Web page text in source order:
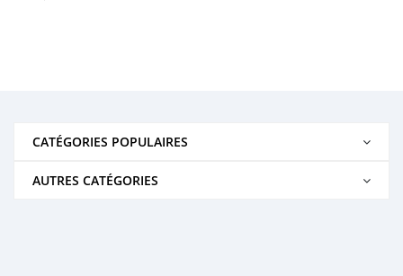
CATÉGORIES POPULAIRES
AUTRES CATÉGORIES